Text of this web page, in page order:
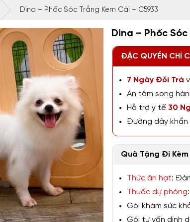
Dina – Phốc Sóc Trắng Kem Cái – C5933
Dina – Phốc
ĐẶC QUYỀN CHỈ
7 Ngày Đổi Trả
An tâm song
Hỗ trợ y tế 30
Đường dây khẩn
Quà Tặng Đi Kèm
Thức ăn hạt:
Thuốc dự phòng
Gói khám sức
Gói tư vấn dinh